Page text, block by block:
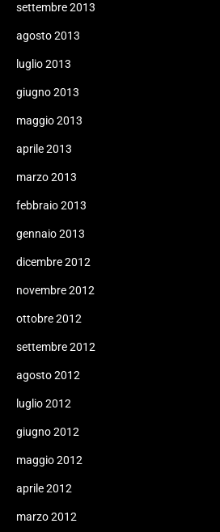
settembre 2013
agosto 2013
luglio 2013
giugno 2013
maggio 2013
aprile 2013
marzo 2013
febbraio 2013
gennaio 2013
dicembre 2012
novembre 2012
ottobre 2012
settembre 2012
agosto 2012
luglio 2012
giugno 2012
maggio 2012
aprile 2012
marzo 2012